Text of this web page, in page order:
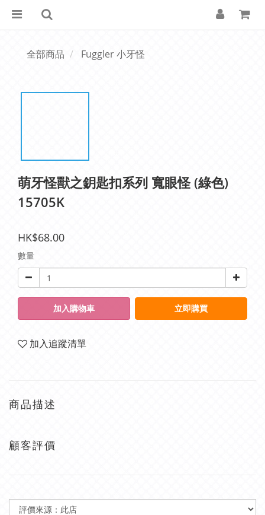
全部商品 Fuggler 小牙怪
萌牙怪獸之鈅匙扣系列 寬眼怪 (綠色)
15705K
HK$68.00
數量
加入購物車 立即購買
加入追蹤清單
商品描述
顧客評價